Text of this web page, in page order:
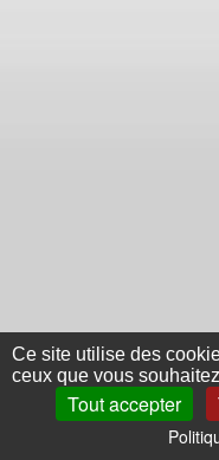
Ce site utilise des
ceux que vous
Tout accepter